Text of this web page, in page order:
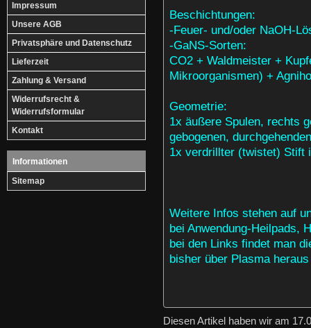
Impressum
Unsere AGB
Privatsphäre und Datenschutz
Lieferzeit
Zahlung & Versand
Widerrufsrecht &
Widerrufsformular
Kontakt
Informationen
Sitemap
Beschichtungen:
-Feuer- und/oder NaOH-
-GaNS-Sorten:
CO2 + Waldmeister +
Mikroorganismen) +
Geometrie:
1x äußere Spulen, rechts
gebogenen,
1x verdrillter (twistet) Stift
Weitere Infos stehen auf
bei Anwendung-Heilpads,
bei den Links findet man
bisher über Plasma
Diesen Artikel haben wir am